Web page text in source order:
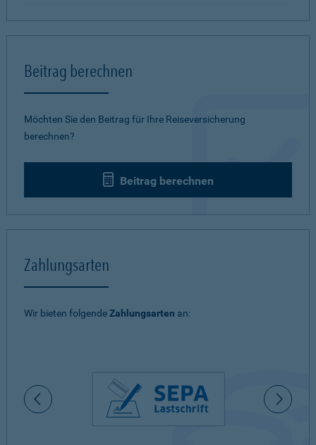
Beitrag berechnen
Möchten Sie den Beitrag für Ihre Reiseversicherung
berechnen?
Beitrag berechnen
Zahlungsarten
Wir bieten folgendeZahlungsarten an: